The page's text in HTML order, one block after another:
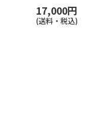
17,000円
(送料・税込)